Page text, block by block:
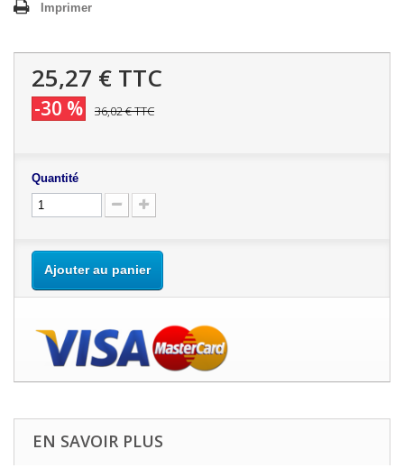
Imprimer
25,27 € TTC
-30 % 36,02 €TTC
Quantité
Ajouter au panier
EN SAVOIR PLUS